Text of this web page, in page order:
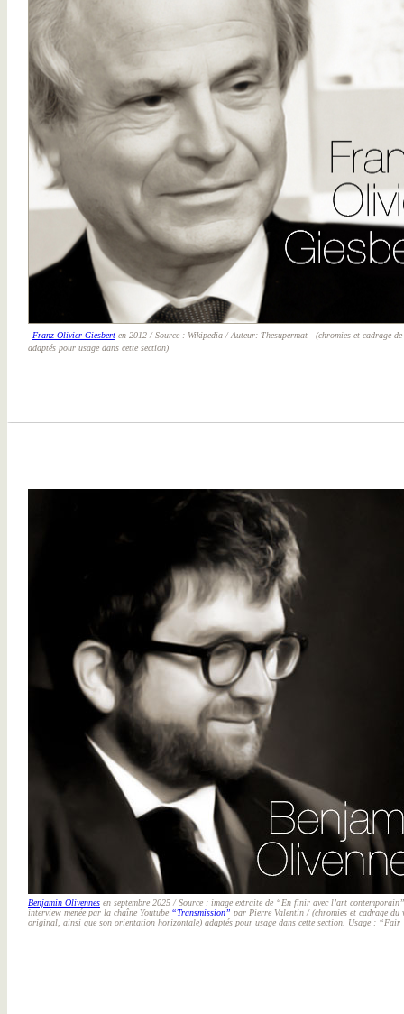
Franz-Olivier Giesbert en 2012 / Source : Wikipedia / Auteur: Thesupermat - (chromies et cadrage
adaptés pour usage dans cette section)
Benjamin Olivennes en septembre 2025 / Source : image extraite de “En finir avec l’art
interview menée par la chaîne Youtube “Transmission” par Pierre Valentin / (chromies et cadrage du
original, ainsi que son orientation horizontale) adaptés pour usage dans cette section. Usage : “Fair